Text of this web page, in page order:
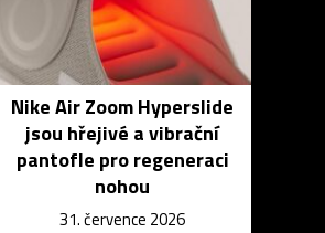
Nike Air Zoom Hyperslide
jsou hřejivé a vibrační
pantofle pro regeneraci
nohou
31. července 2026